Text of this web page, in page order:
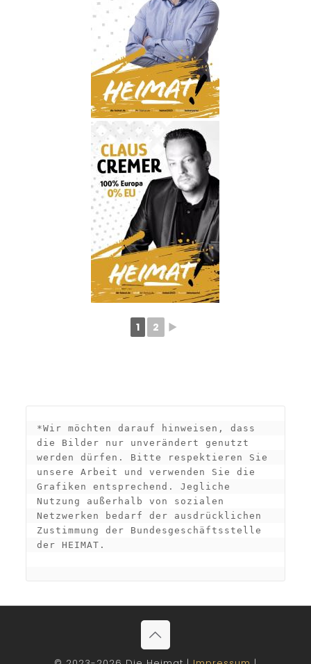
1 2 ►
*Wir möchten darauf hinweisen, dass
die Bilder nur unverändert genutzt
werden dürfen. Bitte respektieren Sie
unsere Arbeit und verwenden Sie die
Grafiken entsprechend. Jegliche
Nutzung außerhalb von sozialen
Netzwerken bedarf der ausdrücklichen
Zustimmung der Bundesgeschäftsstelle
der HEIMAT.